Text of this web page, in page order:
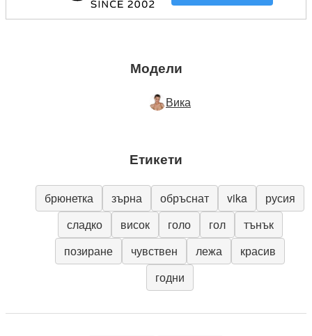
Модели
Вика
Етикети
брюнетка зърна обръснат vika
русия
сладко
висок голо гол
тънък
позиране
чувствен лежа
красив
годни